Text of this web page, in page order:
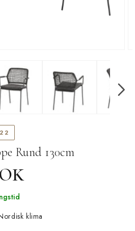
Rund 130cm
klima